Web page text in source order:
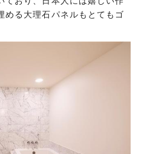
める大理石パネルもとてもゴ